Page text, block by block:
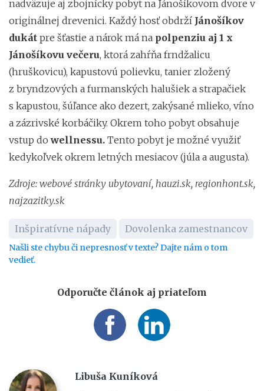
nadväzuje aj zbojnícky pobyt na Jánošíkovom dvore v
originálnej drevenici. Každý hosť obdrží Jánošíkov
dukát pre šťastie a nárok má na polpenziu aj 1 x
Jánošíkovu večeru, ktorá zahŕňa frndžalicu
(hruškovicu), kapustovú polievku, tanier zložený
z bryndzových a furmanských halušiek a strapačiek
s kapustou, šúľance ako dezert, zakýsané mlieko, víno
a zázrivské korbáčiky. Okrem toho pobyt obsahuje
vstup dowellnessu. Tento pobyt je možné využiť
kedykoľvek okrem letných mesiacov (júla a augusta).
Zdroje: webové stránky ubytovaní, hauzi.sk, regionhont.sk,
najzazitky.sk
Inšpiratívne nápady Dovolenka zamestnancov
Našli ste chybu či nepresnosť v texte? Dajte nám o tom
vedieť.
Odporučte článok aj priateľom
Libuša Kuníková